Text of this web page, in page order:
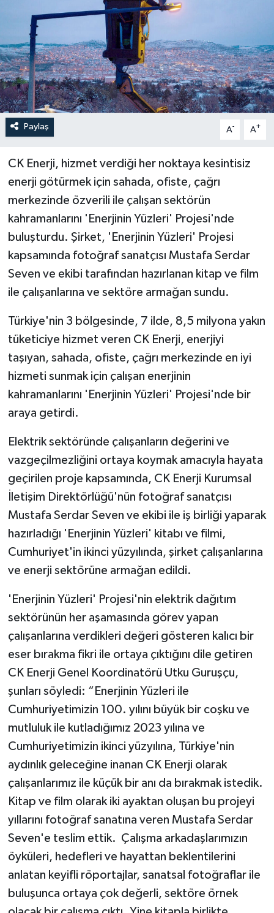
Paylaş A- A+
CK Enerji, hizmet verdiği her noktaya kesintisiz
enerji götürmek için sahada, ofiste, çağrı
merkezinde özverili ile çalışan sektörün
kahramanlarını 'Enerjinin Yüzleri' Projesi'nde
buluşturdu. Şirket, 'Enerjinin Yüzleri' Projesi
kapsamında fotoğraf sanatçısı Mustafa Serdar
Seven ve ekibi tarafından hazırlanan kitap ve film
ile çalışanlarına ve sektöre armağan sundu.
Türkiye'nin 3 bölgesinde, 7 ilde, 8,5 milyona yakın
tüketiciye hizmet veren CK Enerji, enerjiyi
taşıyan, sahada, ofiste, çağrı merkezinde en iyi
hizmeti sunmak için çalışan enerjinin
kahramanlarını 'Enerjinin Yüzleri' Projesi'nde bir
araya getirdi.
Elektrik sektöründe çalışanların değerini ve
vazgeçilmezliğini ortaya koymak amacıyla hayata
geçirilen proje kapsamında, CK Enerji Kurumsal
İletişim Direktörlüğü'nün fotoğraf sanatçısı
Mustafa Serdar Seven ve ekibi ile iş birliği yaparak
hazırladığı 'Enerjinin Yüzleri' kitabı ve filmi,
Cumhuriyet'in ikinci yüzyılında, şirket çalışanlarına
ve enerji sektörüne armağan edildi.
'Enerjinin Yüzleri' Projesi'nin elektrik dağıtım
sektörünün her aşamasında görev yapan
çalışanlarına verdikleri değeri gösteren kalıcı bir
eser bırakma fikri ile ortaya çıktığını dile getiren
CK Enerji Genel Koordinatörü Utku Guruşçu,
şunları söyledi: “Enerjinin Yüzleri ile
Cumhuriyetimizin 100. yılını büyük bir coşku ve
mutluluk ile kutladığımız 2023 yılına ve
Cumhuriyetimizin ikinci yüzyılına, Türkiye'nin
aydınlık geleceğine inanan CK Enerji olarak
çalışanlarımız ile küçük bir anı da bırakmak istedik.
Kitap ve film olarak iki ayaktan oluşan bu projeyi
yıllarını fotoğraf sanatına veren Mustafa Serdar
Seven'e teslim ettik. Çalışma arkadaşlarımızın
öyküleri, hedefleri ve hayattan beklentilerini
anlatan keyifli röportajlar, sanatsal fotoğraflar ile
buluşunca ortaya çok değerli, sektöre örnek